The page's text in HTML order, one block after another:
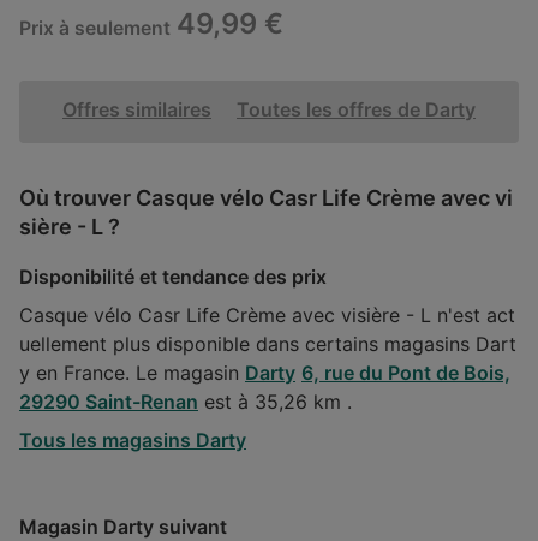
Prix à seulement 49,99 €
Offres similaires Toutes les offres de Darty
Où trouver Casque vélo Casr Life Crème avec vi
sière - L ?
Disponibilité et tendance des prix
Casque vélo Casr Life Crème avec visière - L n'est act
uellement plus disponible dans certains magasins Dart
y en France. Le magasin Darty 6, rue du Pont de Bois,
29290 Saint-Renan est à 35,26 km .
Tous les magasins Darty
Magasin Darty suivant